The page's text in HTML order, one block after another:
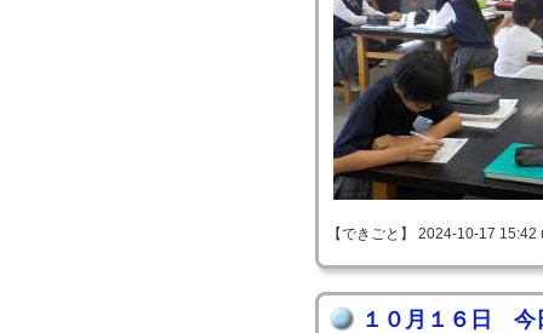
【できごと】 2024-10-17
１０月１６日 今